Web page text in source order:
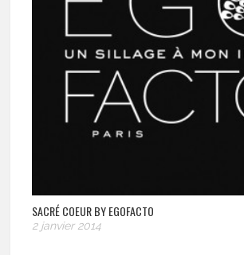
SACRÉ COEUR BY EGOFACTO
2 janvier 2014